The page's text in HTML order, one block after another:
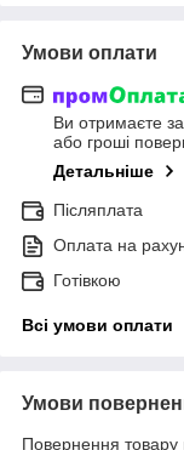
Умови оплати
Ви отримаєте
або гроші
Детальніше
Післяплата
Оплата на
Готівкою
Всі умови оплати
Умови
Повернення товару